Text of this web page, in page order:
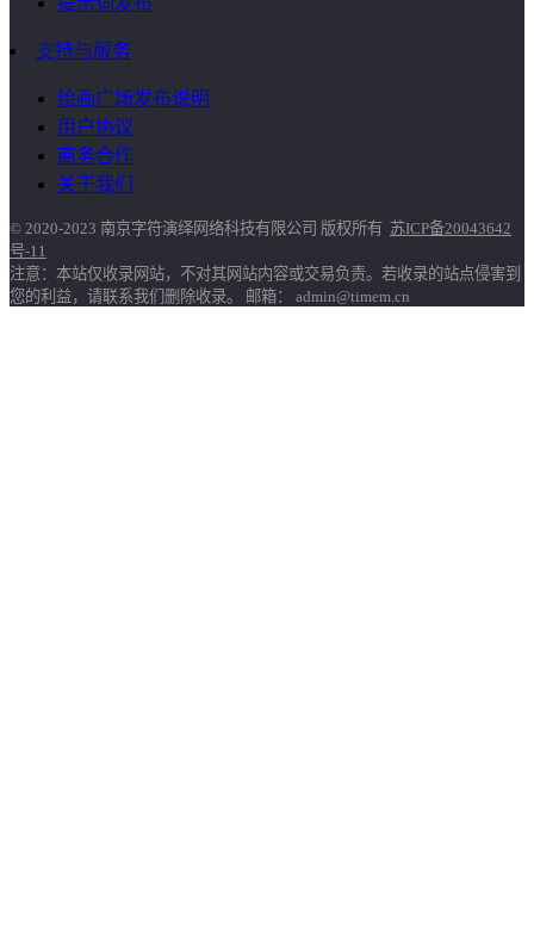
支持与服务
绘画广场发布说明
用户协议
商务合作
关于我们
© 2020-2023 南京字符演绎网络科技有限公司 版权所有 苏ICP备20043642
号-11
注意：本站仅收录网站，不对其网站内容或交易负责。若收录的站点侵害到
您的利益，请联系我们删除收录。 邮箱： admin@timem.cn